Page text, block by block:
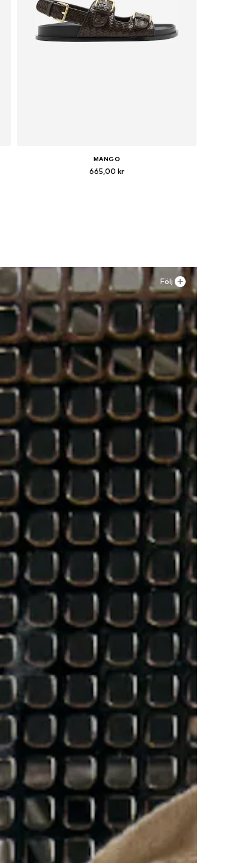
MANGO
665,00 kr
Följ